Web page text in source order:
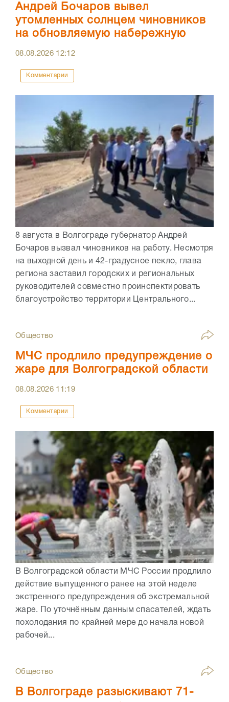
Андрей Бочаров вывел
утомленных солнцем чиновников
на обновляемую набережную
08.08.2026 12:12
Комментарии
8 августа в Волгограде губернатор Андрей
Бочаров вызвал чиновников на работу. Несмотря
на выходной день и 42-градусное пекло, глава
региона заставил городских и региональных
руководителей совместно проинспектировать
благоустройство территории Центрального...
Общество
МЧС продлило предупреждение о
жаре для Волгоградской области
08.08.2026 11:19
Комментарии
В Волгоградской области МЧС России продлило
действие выпущенного ранее на этой неделе
экстренного предупреждения об экстремальной
жаре. По уточнённым данным спасателей, ждать
похолодания по крайней мере до начала новой
рабочей...
Общество
В Волгограде разыскивают 71-